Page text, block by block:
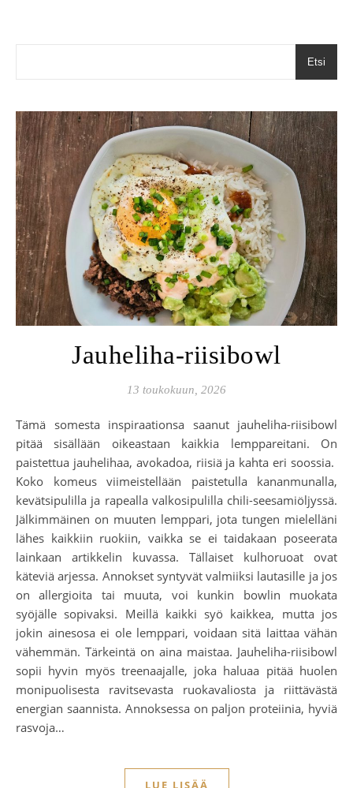
Etsi
Jauheliha-riisibowl
13 toukokuun, 2026
Tämä somesta inspiraationsa saanut jauheliha-riisibowl
pitää sisällään oikeastaan kaikkia lemppareitani. On
paistettua jauhelihaa, avokadoa, riisiä ja kahta eri soossia.
Koko komeus viimeistellään paistetulla kananmunalla,
kevätsipulilla ja rapealla valkosipulilla chili-seesamiöljyssä.
Jälkimmäinen on muuten lemppari, jota tungen mielelläni
lähes kaikkiin ruokiin, vaikka se ei taidakaan poseerata
lainkaan artikkelin kuvassa. Tällaiset kulhoruoat ovat
käteviä arjessa. Annokset syntyvät valmiiksi lautasille ja jos
on allergioita tai muuta, voi kunkin bowlin muokata
syöjälle sopivaksi. Meillä kaikki syö kaikkea, mutta jos
jokin ainesosa ei ole lemppari, voidaan sitä laittaa vähän
vähemmän. Tärkeintä on aina maistaa. Jauheliha-riisibowl
sopii hyvin myös treenaajalle, joka haluaa pitää huolen
monipuolisesta ravitsevasta ruokavaliosta ja riittävästä
energian saannista. Annoksessa on paljon proteiinia, hyviä
rasvoja…
LUE LISÄÄ